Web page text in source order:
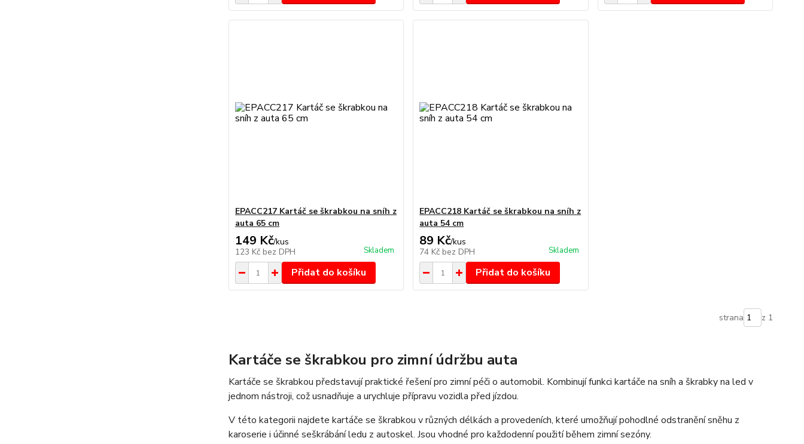
EPACC217 Kartáč se škrabkou na sníh z
auta 65 cm
149 Kč/kus
123 Kč bez DPH Skladem
Přidat do košíku
EPACC218 Kartáč se škrabkou na sníh z
auta 54 cm
89 Kč/kus
74 Kč bez DPH Skladem
Přidat do košíku
strana z 1
Kartáče se škrabkou pro zimní údržbu auta
Kartáče se škrabkou představují praktické řešení pro zimní péči o automobil. Kombinují funkci kartáče na sníh a škrabky na led v
jednom nástroji, což usnadňuje a urychluje přípravu vozidla před jízdou.
V této kategorii najdete kartáče se škrabkou v různých délkách a provedeních, které umožňují pohodlné odstranění sněhu z
karoserie i účinné seškrábání ledu z autoskel. Jsou vhodné pro každodenní použití během zimní sezóny.